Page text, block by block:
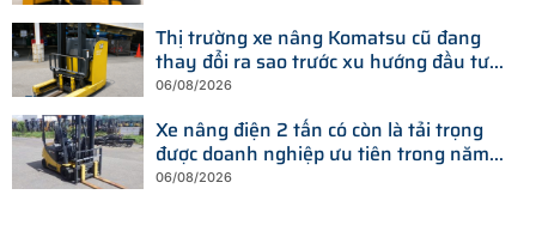
Thị trường xe nâng Komatsu cũ đang
thay đổi ra sao trước xu hướng đầu tư
thiết bị mới?
06/08/2026
Xe nâng điện 2 tấn có còn là tải trọng
được doanh nghiệp ưu tiên trong năm
2026?
06/08/2026